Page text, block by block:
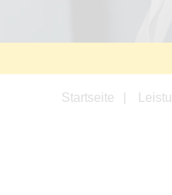
Startseite
der Verknüpfung zu